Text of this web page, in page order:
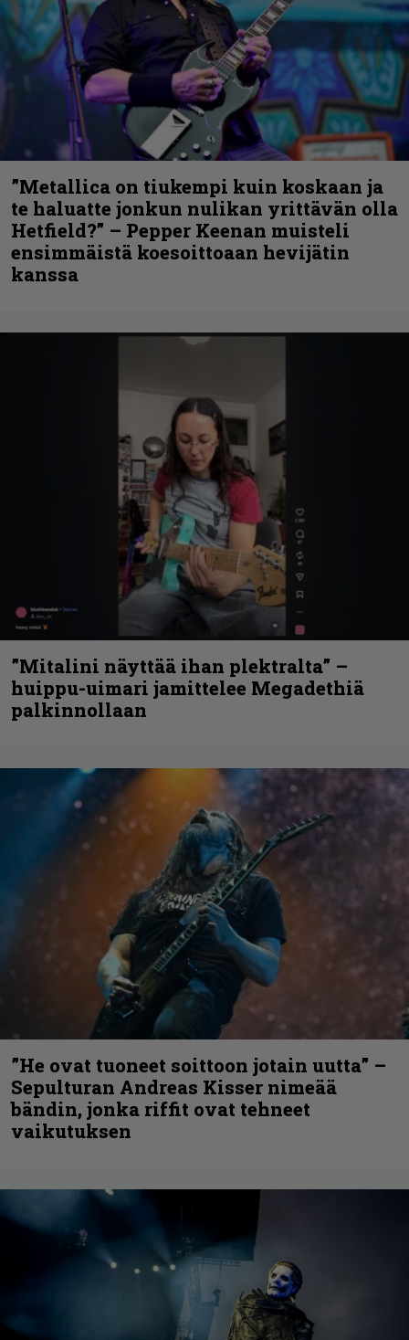
”Metallica on tiukempi kuin koskaan ja
te haluatte jonkun nulikan yrittävän olla
Hetfield?” – Pepper Keenan muisteli
ensimmäistä koesoittoaan hevijätin
kanssa
”Mitalini näyttää ihan plektralta” –
huippu-uimari jamittelee Megadethiä
palkinnollaan
”He ovat tuoneet soittoon jotain uutta” –
Sepulturan Andreas Kisser nimeää
bändin, jonka riffit ovat tehneet
vaikutuksen